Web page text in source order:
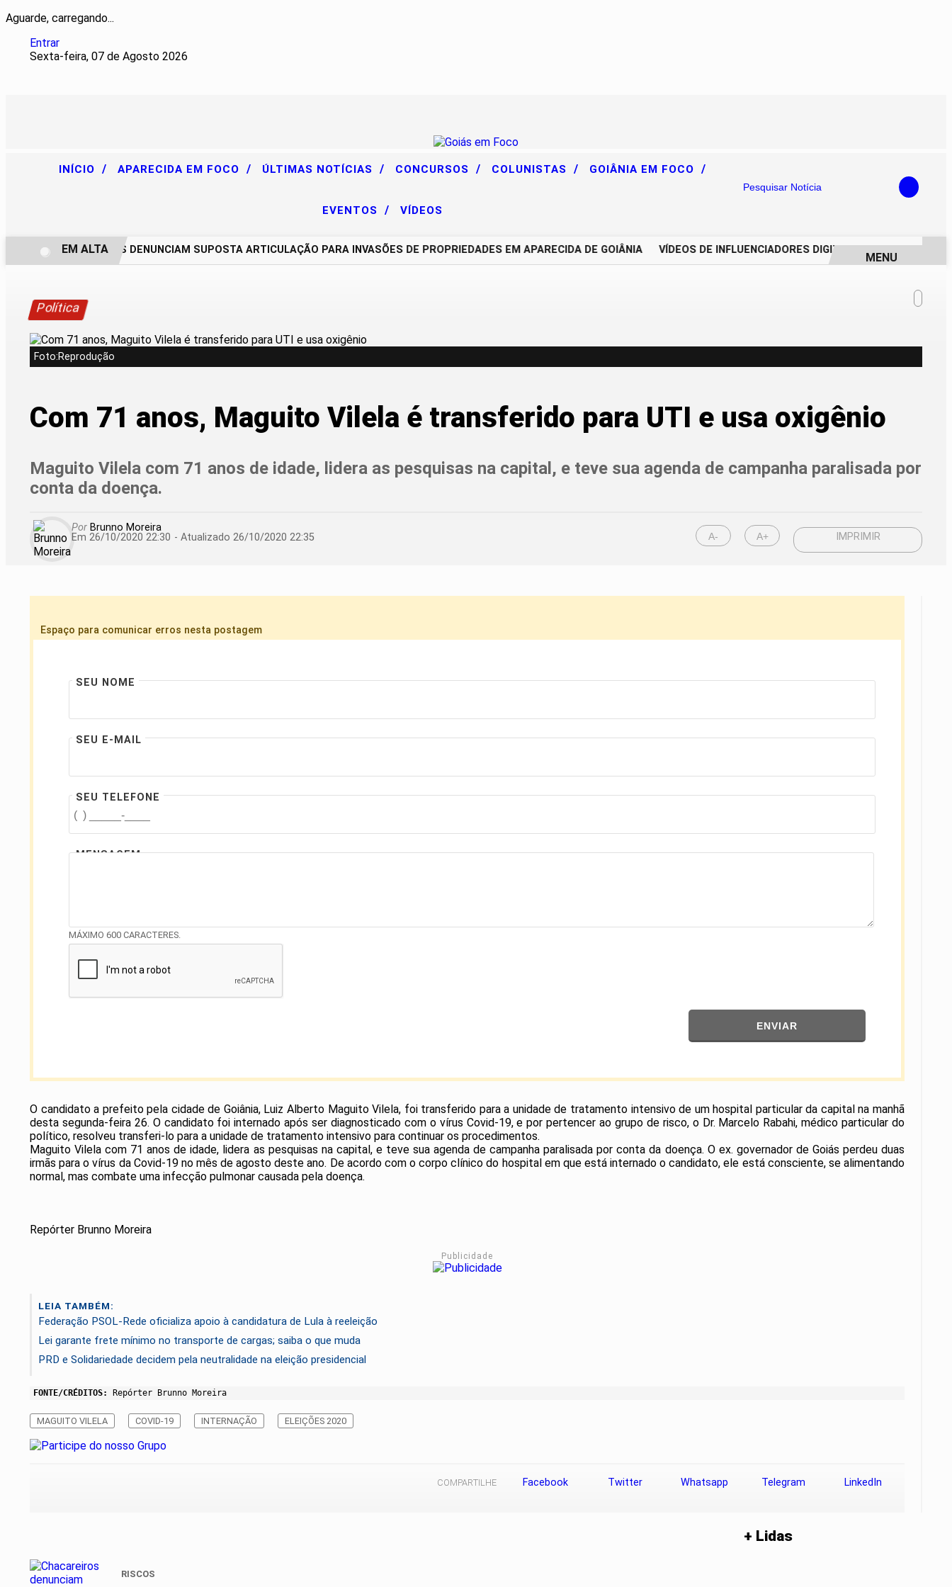
Aguarde, carregando...
Entrar
Sexta-feira, 07 de Agosto 2026
Pesquisar Notícia
INÍCIO / APARECIDA EM FOCO / ÚLTIMAS NOTÍCIAS / CONCURSOS / COLUNISTAS / GOIÂNIA EM FOCO /
EVENTOS / VÍDEOS
CHACAREIROS DENUNCIAM SUPOSTA ARTICULAÇÃO PARA INVASÕES DE PROPRIEDADES EM APARECIDA DE GOIÂNIA VÍDEOS DE INFLUENCIADORES DIGITAIS IMPULSIONAM
EM ALTA
MENU
Política
Foto:Reprodução
Com 71 anos, Maguito Vilela é transferido para UTI e usa oxigênio
Maguito Vilela com 71 anos de idade, lidera as pesquisas na capital, e teve sua agenda de campanha paralisada por
conta da doença.
Por Brunno Moreira
Em 26/10/2020 22:30 - Atualizado 26/10/2020 22:35 A- A+ IMPRIMIR
Espaço para comunicar erros nesta postagem
SEU NOME
SEU E-MAIL
SEU TELEFONE
MENSAGEM
MÁXIMO 600 CARACTERES.
ENVIAR
O candidato a prefeito pela cidade de Goiânia, Luiz Alberto Maguito Vilela, foi transferido para a unidade de tratamento intensivo de um hospital particular da capital na manhã
desta segunda-feira 26. O candidato foi internado após ser diagnosticado com o vírus Covid-19, e por pertencer ao grupo de risco, o Dr. Marcelo Rabahi, médico particular do
político, resolveu transferi-lo para a unidade de tratamento intensivo para continuar os procedimentos.
Maguito Vilela com 71 anos de idade, lidera as pesquisas na capital, e teve sua agenda de campanha paralisada por conta da doença. O ex. governador de Goiás perdeu duas
irmãs para o vírus da Covid-19 no mês de agosto deste ano. De acordo com o corpo clínico do hospital em que está internado o candidato, ele está consciente, se alimentando
normal, mas combate uma infecção pulmonar causada pela doença.
Repórter Brunno Moreira
Publicidade
LEIA TAMBÉM:
Federação PSOL-Rede oficializa apoio à candidatura de Lula à reeleição
Lei garante frete mínimo no transporte de cargas; saiba o que muda
PRD e Solidariedade decidem pela neutralidade na eleição presidencial
FONTE/CRÉDITOS: Repórter Brunno Moreira
MAGUITO VILELA COVID-19 INTERNAÇÃO ELEIÇÕES 2020
COMPARTILHE Facebook Twitter Whatsapp Telegram LinkedIn
+ Lidas
RISCOS